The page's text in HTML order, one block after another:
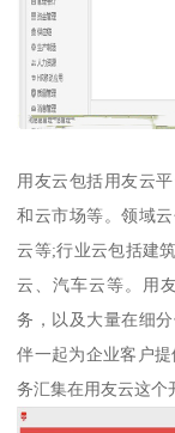
用友云包括用友云
和云市场等。领域
云等;行业云包括建
云、汽车云等。用
务，以及大量在细
伴一起为企业客户
务汇集在用友云这个